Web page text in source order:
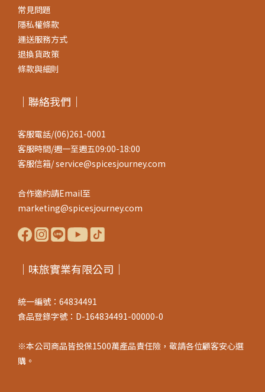
常見問題
隱私權條款
運送服務方式
退換貨政策
條款與細則
｜聯絡我們｜
客服電話/(06)261-0001
客服時間/週一至週五09:00-18:00
客服信箱/ service@spicesjourney.com
合作邀約請Email至
marketing@spicesjourney.com
｜味旅實業有限公司｜
統一編號：64834491
食品登錄字號：D-164834491-00000-0
※本公司商品皆投保1500萬產品責任險，敬請各位顧客安心選
購。